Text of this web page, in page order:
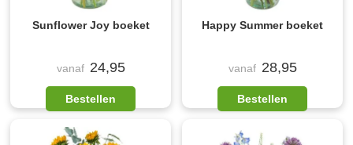
Sunflower Joy boeket
vanaf 24,95
Bestellen
Happy Summer boeket
vanaf 28,95
Bestellen